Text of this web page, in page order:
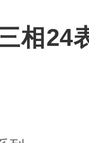
相24